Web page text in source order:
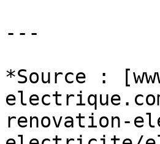
---
*Source :
renovation-